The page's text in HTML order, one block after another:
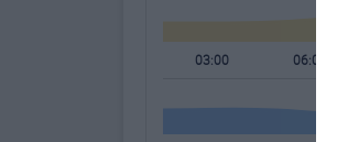
03:00 06:00